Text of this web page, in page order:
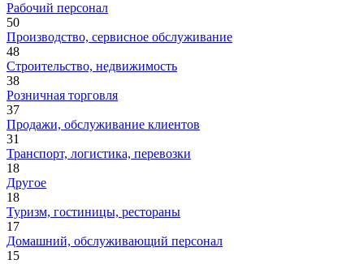
Рабочий персонал
50
Производство, сервисное обслуживание
48
Строительство, недвижимость
38
Розничная торговля
37
Продажи, обслуживание клиентов
31
Транспорт, логистика, перевозки
18
Другое
18
Туризм, гостиницы, рестораны
17
Домашний, обслуживающий персонал
15